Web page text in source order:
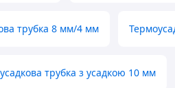
трубка 8 мм/4 мм
трубка з усадкою 10 мм